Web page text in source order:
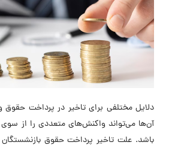
دلایل مختلفی برای تاخیر در پرداخت
آن‌ها می‌تواند واکنش‌های متعددی را از سوی
باشد. علت تاخیر پرداخت حقوق